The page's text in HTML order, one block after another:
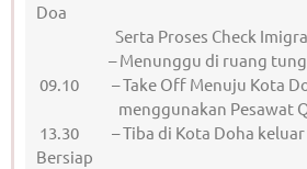
Doa
Serta Proses Check
– Menunggu di ruang
09.10 – Take Off Menuju Kota
menggunakan Pesawat
13.30 – Tiba di Kota Doha keluar
Bersiap